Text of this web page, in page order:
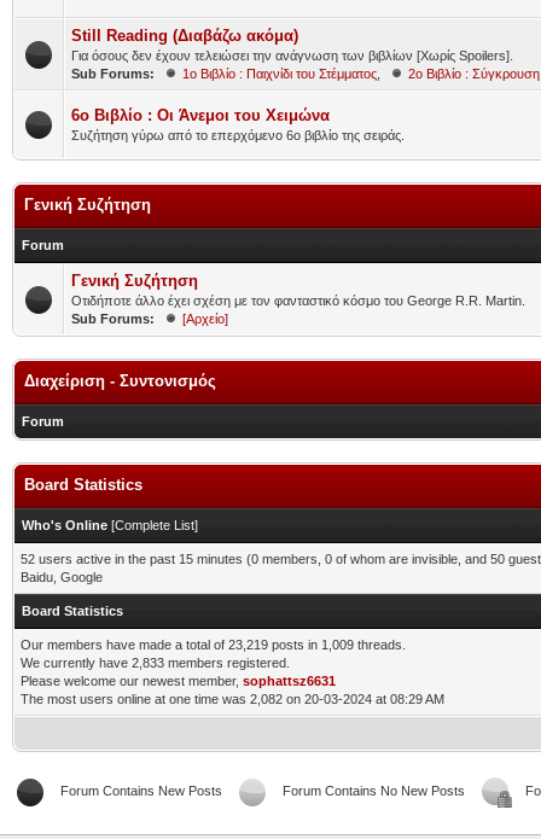
Still Reading (Διαβάζω ακόμα)
Για όσους δεν έχουν τελειώσει την ανάγνωση των βιβλίων [Χωρίς Spoilers].
Sub Forums:
1ο Βιβλίο : Παιχνίδι του Στέμματος 2ο Βιβλίο :
6ο Βιβλίο : Οι Άνεμοι του Χειμώνα
Συζήτηση γύρω από το επερχόμενο 6ο βιβλίο της σειράς.
Γενική Συζήτηση
Forum
Γενική Συζήτηση
Οτιδήποτε άλλο έχει σχέση με τον φανταστικό κόσμο του George R.R. Martin.
Sub Forums:
[Αρχείο]
Διαχείριση - Συντονισμός
Forum
Board Statistics
Who's Online [Complete List]
52 users active in the past 15 minutes (0 members, 0 of whom are invisible, and 50
Baidu, Google
Board Statistics
Our members have made a total of 23,219 posts in 1,009 threads.
We currently have 2,833 members registered.
Please welcome our newest member, sophattsz6631
The most users online at one time was 2,082 on 20-03-2024 at 08:29 AM
Forum Contains New Posts Forum Contains No New Posts